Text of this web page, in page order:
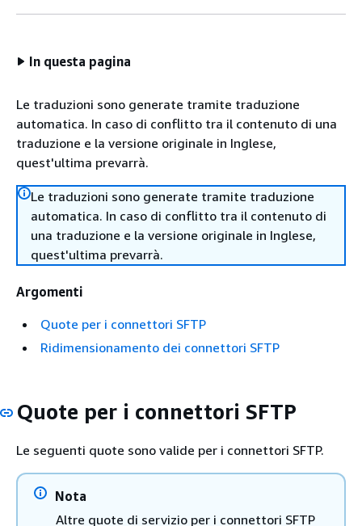
In questa pagina
Le traduzioni sono generate tramite traduzione
automatica. In caso di conflitto tra il contenuto di una
traduzione e la versione originale in Inglese,
quest'ultima prevarrà.
Le traduzioni sono generate tramite traduzione
automatica. In caso di conflitto tra il contenuto di
una traduzione e la versione originale in Inglese,
quest'ultima prevarrà.
Argomenti
Quote per i connettori SFTP
Ridimensionamento dei connettori SFTP
Quote per i connettori SFTP
Le seguenti quote sono valide per i connettori SFTP.
Nota
Altre quote di servizio per i connettori SFTP